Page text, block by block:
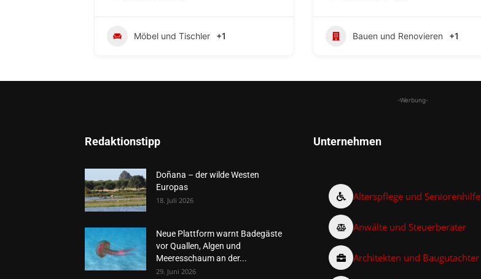
Möbel und Tischler +1 Bauen und Renovieren +1
-Werbung-
Redaktionstipp
Doñana – der wilde Westen
Europas
18. Juli 2026
Neue Plattform warnt Badegäste
vor Quallen, Algen und
Meeresschaum an der...
29. Juni 2026
Unternehmen
Alterspflege und Seniorenhilfe
Anwälte und Steuerberater
Architekten und Baugutachter